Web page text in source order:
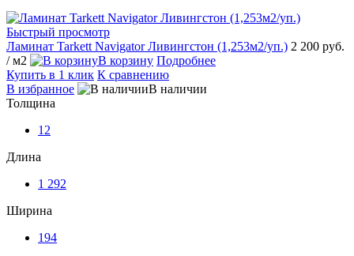
Быстрый просмотр
Ламинат Tarkett Navigator Ливингстон (1,253м2/уп.) 2 200 руб.
/ м2
В корзину Подробнее
Купить в 1 клик К сравнению
В избранное
В наличии
Толщина
12
Длина
1 292
Ширина
194